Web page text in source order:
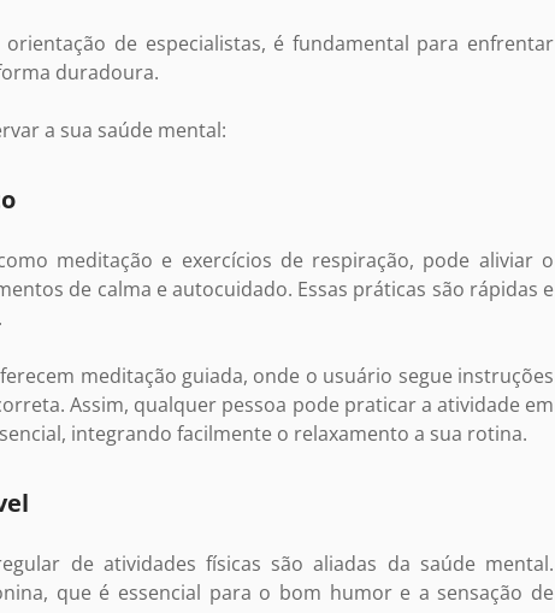
de especialistas, é fundamental para enfrentar
duradoura.
a sua saúde mental:
meditação e exercícios de respiração, pode aliviar o
de calma e autocuidado. Essas práticas são rápidas e
meditação guiada, onde o usuário segue instruções
Assim, qualquer pessoa pode praticar a atividade em
integrando facilmente o relaxamento a sua rotina.
de atividades físicas são aliadas da saúde mental.
que é essencial para o bom humor e a sensação de